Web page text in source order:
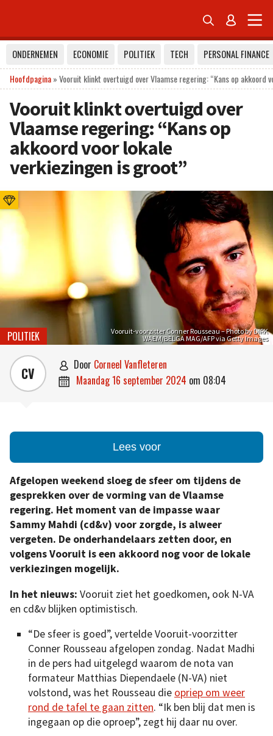
 
ONDERNEMEN ECONOMIE POLITIEK TECH
PERSONAL FINANCE
Hoofdpagina»Vooruit klinkt overtuigd over Vlaamse regering: “Kans op akkoord
Vooruit klinkt overtuigd over
Vlaamse regering: “Kans op
akkoord voor lokale
verkiezingen is groot”
Vooruit-voorzitter Conner Rousseau – Photo by DIRK
WAEM/BELGA MAG/AFP via Getty Images
POLITIEK
CV  door Corneel Vanfleteren
 maandag 16 september 2024 om 08:04
Lees voor
Afgelopen weekend sloeg de sfeer om tijdens de
gesprekken over de vorming van de Vlaamse
regering. Het moment van de impasse waar
Sammy Mahdi (cd&v) voor zorgde, is alweer
vergeten. De onderhandelaars zetten door, en
volgens Vooruit is een akkoord nog voor de lokale
verkiezingen mogelijk.
In het nieuws: Vooruit ziet het goedkomen, ook N-VA
en cd&v blijken optimistisch.
“De sfeer is goed”, vertelde Vooruit-voorzitter
Conner Rousseau afgelopen zondag. Nadat Madhi
in de pers had uitgelegd waarom de nota van
formateur Matthias Diependaele (N-VA) niet
volstond, was het Rousseau die opriep om weer
rond de tafel te gaan zitten. “Ik ben blij dat men is
ingegaan op die oproep”, zegt hij daar nu over.